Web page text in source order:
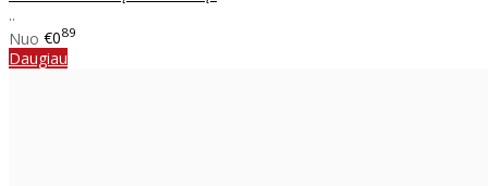
..
Nuo €089
Daugiau